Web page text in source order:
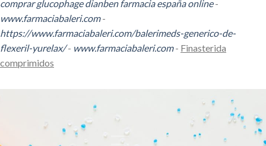
comprar glucophage dianben farmacia españa online-
www.farmaciabaleri.com-
https://www.farmaciabaleri.com/balerimeds-generico-de-
flexeril-yurelax/- www.farmaciabaleri.com- Finasterida
comprimidos